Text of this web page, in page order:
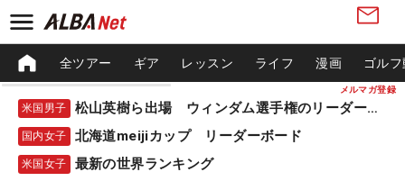
メルマガ登録
全ツアー ギア レッスン ライフ 漫画 ゴル
米国男子 松山英樹ら出場 ウィンダム選手権のリーダーボード
国内女子 北海道meijiカップ リーダーボード
米国女子 最新の世界ランキング